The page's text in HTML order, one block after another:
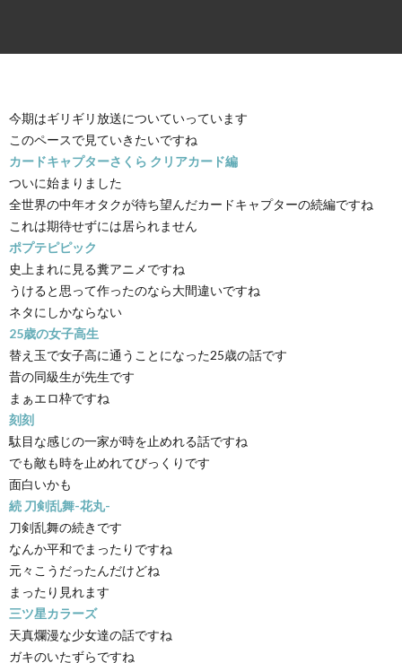
今期はギリギリ放送についていっています
このペースで見ていきたいですね
カードキャプターさくら クリアカード編
ついに始まりました
全世界の中年オタクが待ち望んだカードキャプターの続編ですね
これは期待せずには居られません
ポプテピピック
史上まれに見る糞アニメですね
うけると思って作ったのなら大間違いですね
ネタにしかならない
25歳の女子高生
替え玉で女子高に通うことになった25歳の話です
昔の同級生が先生です
まぁエロ枠ですね
刻刻
駄目な感じの一家が時を止めれる話ですね
でも敵も時を止めれてびっくりです
面白いかも
続 刀剣乱舞-花丸-
刀剣乱舞の続きです
なんか平和でまったりですね
元々こうだったんだけどね
まったり見れます
三ツ星カラーズ
天真爛漫な少女達の話ですね
ガキのいたずらですね